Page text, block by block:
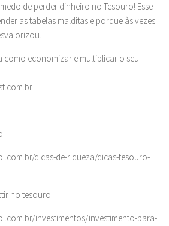
de perder dinheiro no Tesouro! Esse
as tabelas malditas e porque às vezes
como economizar e multiplicar o seu
dicas-de-riqueza/dicas-tesouro-
no tesouro:
investimentos/investimento-para-